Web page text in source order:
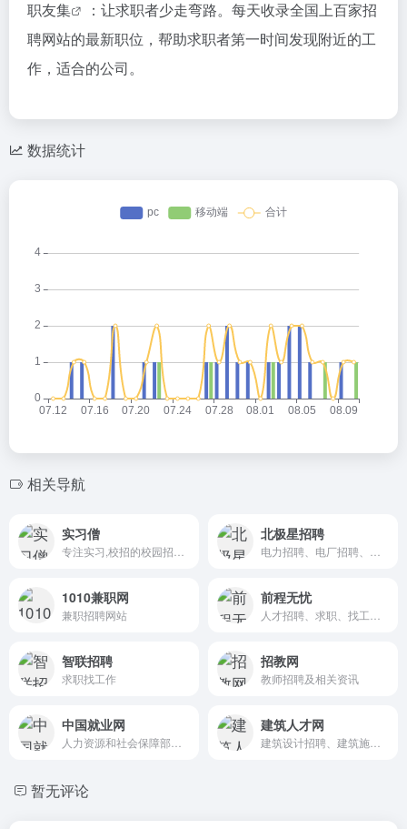
职友集
：让求职者少走弯路。每天收录全国上百家招
聘网站的最新职位，帮助求职者第一时间发现附近的工
作，适合的公司。
数据统计
相关导航
实习僧 北极星招聘
1010兼职网
兼职招聘网站
前程无忧
智联招聘
求职找工作
招教网
教师招聘及相关资讯
中国就业网 建筑人才网
暂无评论